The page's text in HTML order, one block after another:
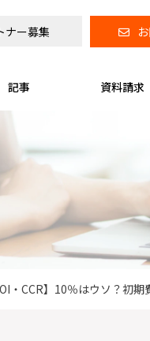
ナー募集
記事 資料請求
・CCR】10％はウソ？初